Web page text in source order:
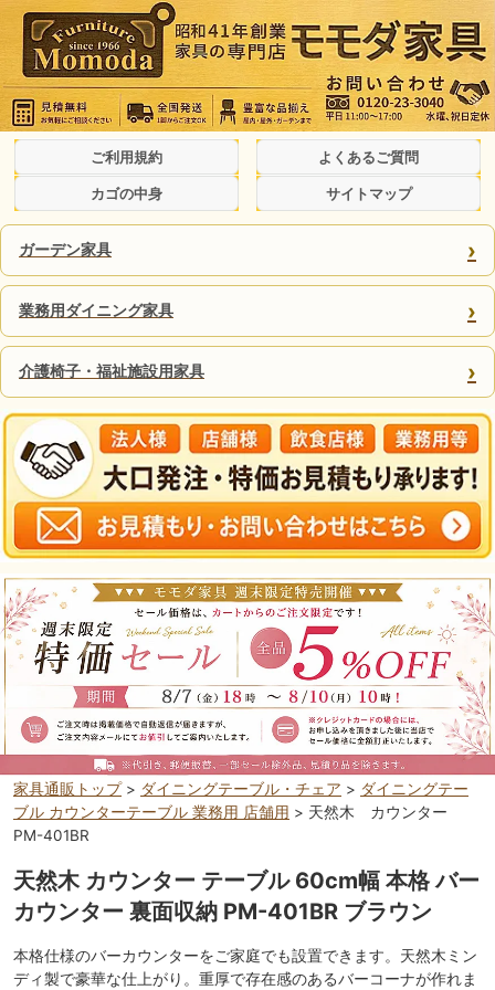
ご利用規約 よくあるご質問
カゴの中身 サイトマップ
ガーデン家具 ›
業務用ダイニング家具 ›
介護椅子・福祉施設用家具 ›
家具通販トップ> ダイニングテーブル・チェア > ダイニングテー
ブル カウンターテーブル 業務用 店舗用 > 天然木 カウンター
PM-401BR
天然木 カウンター テーブル 60cm幅 本格 バー
カウンター 裏面収納 PM-401BR ブラウン
本格仕様のバーカウンターをご家庭でも設置できます。天然木ミン
ディ製で豪華な仕上がり。重厚で存在感のあるバーコーナが作れま